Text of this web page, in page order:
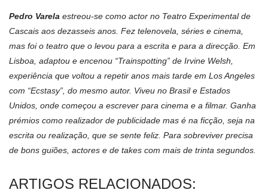
Pedro Varela estreou-se como actor no Teatro Experimental de
Cascais aos dezasseis anos. Fez telenovela, séries e cinema,
mas foi o teatro que o levou para a escrita e para a direcção. Em
Lisboa, adaptou e encenou “Trainspotting” de Irvine Welsh,
experiência que voltou a repetir anos mais tarde em Los Angeles
com “Ecstasy”, do mesmo autor. Viveu no Brasil e Estados
Unidos, onde começou a escrever para cinema e a filmar. Ganha
prémios como realizador de publicidade mas é na ficção, seja na
escrita ou realização, que se sente feliz. Para sobreviver precisa
de bons guiões, actores e de takes com mais de trinta segundos.
ARTIGOS RELACIONADOS: